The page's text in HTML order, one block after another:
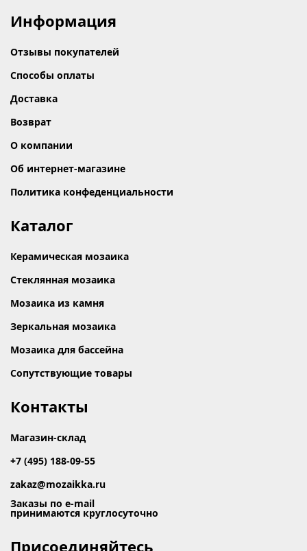
Информация
Отзывы покупателей
Способы оплаты
Доставка
Возврат
О компании
Об интернет-магазине
Политика конфеденциальности
Каталог
Керамическая мозаика
Стеклянная мозаика
Мозаика из камня
Зеркальная мозаика
Мозаика для бассейна
Сопутствующие товары
Контакты
Магазин-склад
+7 (495) 188-09-55
zakaz@mozaikka.ru
Заказы по e-mail
принимаются круглосуточно
Присоединяйтесь